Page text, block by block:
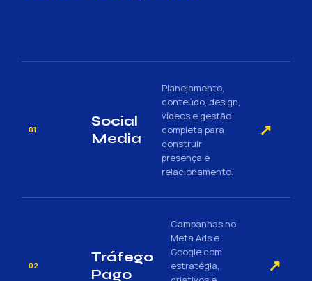
01
Social
Media
Planejamento,
conteúdo, design,
vídeos e gestão
completa para
construir
presença e
relacionamento.
↗
02
Tráfego
Pago
Campanhas no
Meta Ads e
Google com
estratégia,
↗